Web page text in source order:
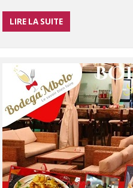
LIRE LA SUITE